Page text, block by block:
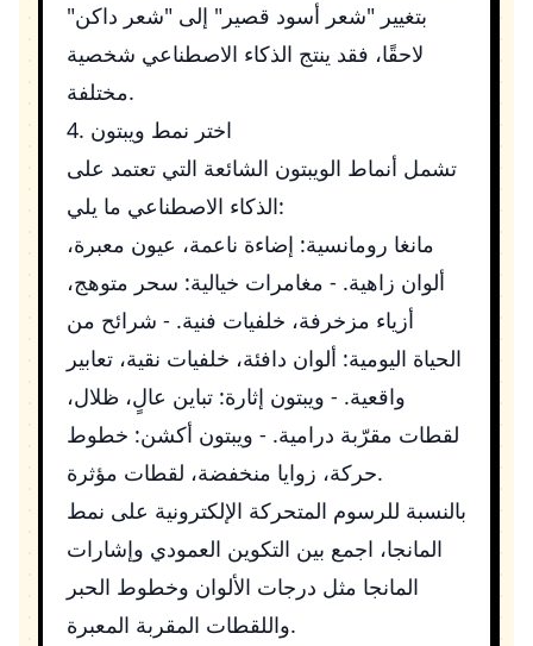
بتغيير "شعر أسود قصير" إلى "شعر داكن"
لاحقًا، فقد ينتج الذكاء الاصطناعي شخصية
مختلفة.
4. اختر نمط ويبتون
تشمل أنماط الويبتون الشائعة التي تعتمد على
الذكاء الاصطناعي ما يلي:
مانغا رومانسية: إضاءة ناعمة، عيون معبرة،
ألوان زاهية. - مغامرات خيالية: سحر متوهج،
أزياء مزخرفة، خلفيات فنية. - شرائح من
الحياة اليومية: ألوان دافئة، خلفيات نقية، تعابير
واقعية. - ويبتون إثارة: تباين عالٍ، ظلال،
لقطات مقرّبة درامية. - ويبتون أكشن: خطوط
حركة، زوايا منخفضة، لقطات مؤثرة.
بالنسبة للرسوم المتحركة الإلكترونية على نمط
المانجا، اجمع بين التكوين العمودي وإشارات
المانجا مثل درجات الألوان وخطوط الحبر
واللقطات المقربة المعبرة.